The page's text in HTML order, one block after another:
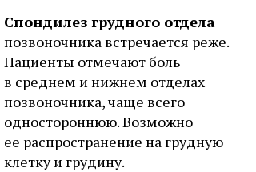
Спондилез грудного отдела
позвоночника встречается реже.
Пациенты отмечают боль
в среднем и нижнем отделах
позвоночника, чаще всего
одностороннюю. Возможно
ее распространение на грудную
клетку и грудину.